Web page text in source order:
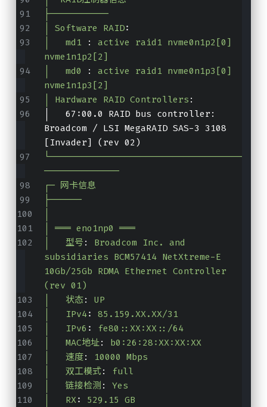
├───────────
│ Software RAID:
│   md1 :
active raid1 nvme0n1p2[0]
nvme1n1p2[2]
│   md0 :
active raid1 nvme0n1p3[0]
nvme1n1p3[2]
│ Hardware RAID Controllers :
│   67:00.0 RAID bus controller:
Broadcom / LSI MegaRAID SAS-3 3108
[Invader] (rev 02)
└────────────────────────────────────
──────────────
┌─ 网卡信息
├──────
│ ═══ eno1np0 ═══
│   型号 :
Broadcom Inc. and
subsidiaries BCM57414 NetXtreme-E
10Gb/25Gb RDMA Ethernet Controller
(rev 01)
│   状态:
UP
│   IPv4: 85.159.XX.XX/31
│   IPv6 :
fe80::XX:XX::/64
│   MAC地址:
b0:26:28:XX:XX:XX
│   速度:
10000 Mbps
│   双工模式:
full
│   链接检测 :
Yes
│   RX:
529.15 GB